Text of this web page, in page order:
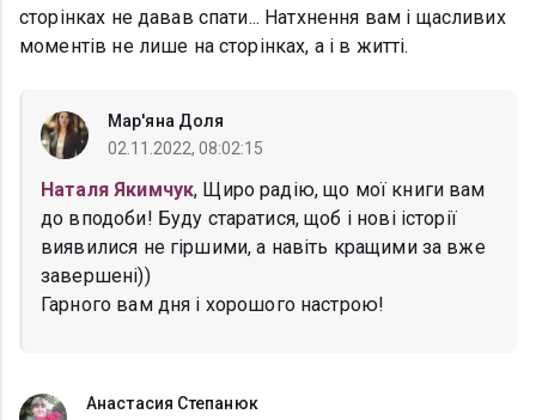
сторінках не давав спати... Натхнення вам і щасливих
моментів не лише на сторінках, а і в житті.
Мар'яна Доля
02.11.2022, 08:02:15
Наталя Якимчук, Щиро радію, що мої книги вам
до вподоби! Буду старатися, щоб і нові історії
виявилися не гіршими, а навіть кращими за вже
завершені))
Гарного вам дня і хорошого настрою!
Анастасия Степанюк